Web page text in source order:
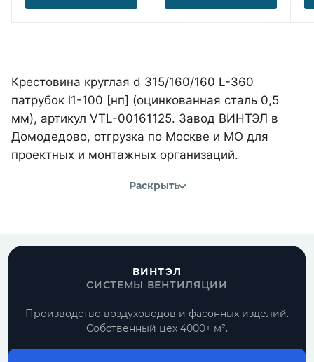
Крестовина круглая d 315/160/160 L-360
патрубок l1-100 [нп] (оцинкованная сталь 0,5
мм), артикул VTL-00161125. Завод ВИНТЭЛ в
Домодедово, отгрузка по Москве и МО для
проектных и монтажных организаций.
Раскрыть
ВИНТЭЛ
СИСТЕМЫ ВЕНТИЛЯЦИИ
Производство воздуховодов и фасонных изделий.
Собственный цех 4000+ м².